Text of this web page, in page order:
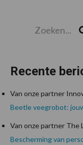
Recente
Van onze partner
Beetle veegrobot:
Van onze partner The
Bescherming van